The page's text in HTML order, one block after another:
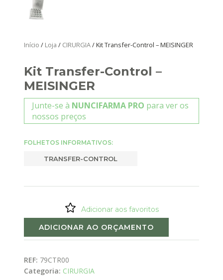
Início / Loja / CIRURGIA/ Kit Transfer-Control – MEISINGER
Kit Transfer-Control –
MEISINGER
Junte-se à NUNCIFARMA PRO para ver os
nossos preços
FOLHETOS INFORMATIVOS:
TRANSFER-CONTROL
Adicionar aos favoritos
ADICIONAR AO ORÇAMENTO
REF: 79CTR00
Categoria: CIRURGIA